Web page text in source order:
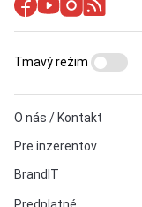
O nás / Kontakt
Pre inzerentov
BrandIT
Predplatné
Tmavý režim